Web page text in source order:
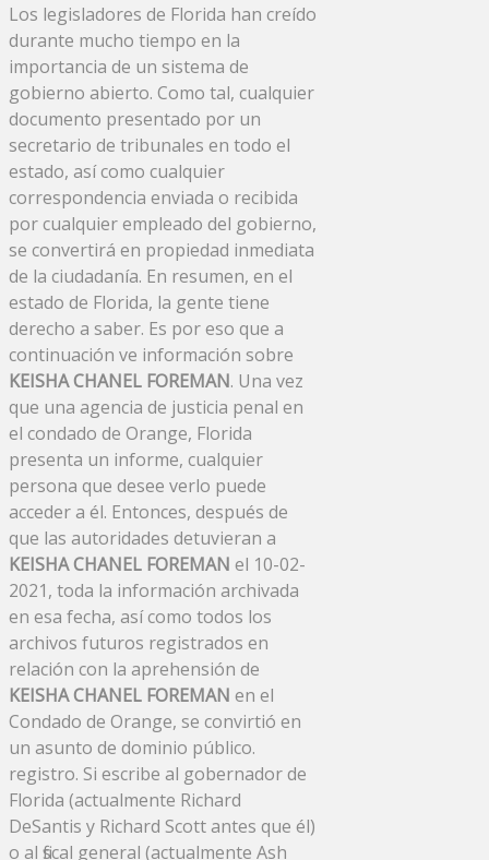
Los legisladores de Florida han creído
durante mucho tiempo en la
importancia de un sistema de
gobierno abierto. Como tal, cualquier
documento presentado por un
secretario de tribunales en todo el
estado, así como cualquier
correspondencia enviada o recibida
por cualquier empleado del gobierno,
se convertirá en propiedad inmediata
de la ciudadanía. En resumen, en el
estado de Florida, la gente tiene
derecho a saber. Es por eso que a
continuación ve información sobre
KEISHA CHANEL FOREMAN. Una vez
que una agencia de justicia penal en
el condado de Orange, Florida
presenta un informe, cualquier
persona que desee verlo puede
acceder a él. Entonces, después de
que las autoridades detuvieran a
KEISHA CHANEL FOREMAN el 10-02-
2021, toda la información archivada
en esa fecha, así como todos los
archivos futuros registrados en
relación con la aprehensión de
KEISHA CHANEL FOREMAN en el
Condado de Orange, se convirtió en
un asunto de dominio público.
registro. Si escribe al gobernador de
Florida (actualmente Richard
DeSantis y Richard Scott antes que él)
o al fiscal general (actualmente Ash